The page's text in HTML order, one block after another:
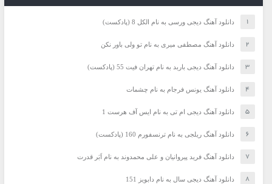
دانلود آهنگ دیجی ورسی به نام الکل 8 (پادکست)
دانلود آهنگ مصطفی میری به نام تو ولی باور نکن
دانلود آهنگ دیجی باربد به نام تهران فیت 55 (پادکست)
دانلود آهنگ یونس فرجام به نام چشمات
دانلود آهنگ دیجی ام تی به نام ایس آف هرست 1
دانلود آهنگ ریلجی به نام ترنسفورم 160 (پادکست)
دانلود آهنگ فرید پیروانیان و علی محمدوند به نام اَبَر قدرت
دانلود آهنگ دیجی سال به نام دابویز 151